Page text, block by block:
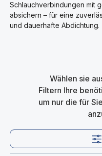
Schlauchverbindungen mit
absichern – für eine
und dauerhafte Abdichtung.
Wählen sie
Filtern Ihre
um nur die für